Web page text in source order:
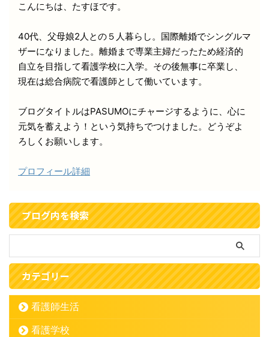
こんにちは、たすほです。
40代、父母娘2人との５人暮らし。国際離婚でシングルマ
ザーになりました。離婚まで専業主婦だったため経済的
自立を目指して看護学校に入学。その後無事に卒業し、
現在は総合病院で看護師として働いています。
ブログタイトルはPASUMOにチャージするように、心に
元気を蓄えよう！という気持ちでつけました。どうぞよ
ろしくお願いします。
プロフィール詳細
ブログ内を検索
カテゴリー
看護師生活
看護学校